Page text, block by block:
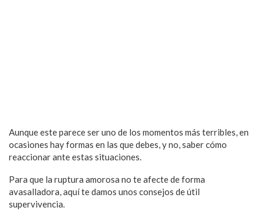
Aunque este parece ser uno de los momentos más terribles, en
ocasiones hay formas en las que debes, y no, saber cómo
reaccionar ante estas situaciones.
Para que la ruptura amorosa no te afecte de forma
avasalladora, aquí te damos unos consejos de útil
supervivencia.